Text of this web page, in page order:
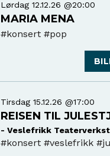
Lørdag 12.12.26 @20:00
MARIA MENA
#konsert #pop
Tirsdag 15.12.26 @17:00
REISEN TIL
- Veslefrikk
#konsert #veslefrikk